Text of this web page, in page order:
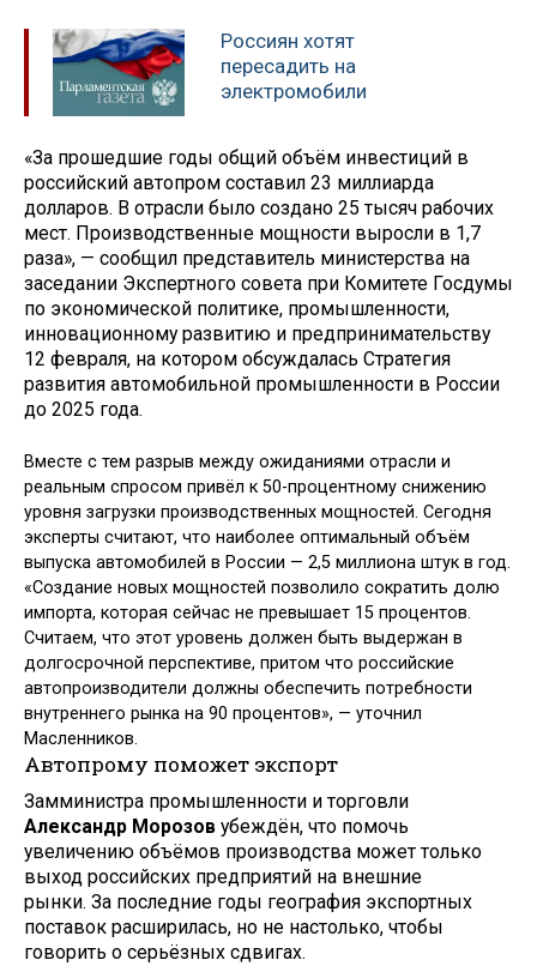
Россиян хотят
пересадить на
электромобили
«За прошедшие годы общий объём инвестиций в
российский автопром составил 23 миллиарда
долларов. В отрасли было создано 25 тысяч рабочих
мест. Производственные мощности выросли в 1,7
раза», — сообщил представитель министерства на
заседании Экспертного совета при Комитете Госдумы
по экономической политике, промышленности,
инновационному развитию и предпринимательству
12 февраля, на котором обсуждалась Стратегия
развития автомобильной промышленности в России
до 2025 года.
Вместе с тем разрыв между ожиданиями отрасли и
реальным спросом привёл к 50-процентному снижению
уровня загрузки производственных мощностей. Сегодня
эксперты считают, что наиболее оптимальный объём
выпуска автомобилей в России — 2,5 миллиона штук в год.
«Создание новых мощностей позволило сократить долю
импорта, которая сейчас не превышает 15 процентов.
Считаем, что этот уровень должен быть выдержан в
долгосрочной перспективе, притом что российские
автопроизводители должны обеспечить потребности
внутреннего рынка на 90 процентов», — уточнил
Масленников.
Автопрому поможет экспорт
Замминистра промышленности и торговли
Александр Морозов убеждён, что помочь
увеличению объёмов производства может только
выход российских предприятий на внешние
рынки. За последние годы география экспортных
поставок расширилась, но не настолько, чтобы
говорить о серьёзных сдвигах.